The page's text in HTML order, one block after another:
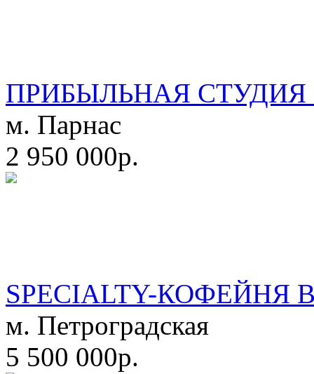
ПРИБЫЛЬНАЯ СТУДИЯ
м. Парнас
2 950 000р.
SPECIALTY-
м. Петроградская
5 500 000р.